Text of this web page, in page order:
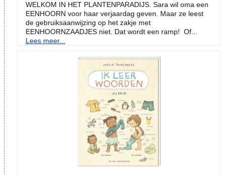
WELKOM IN HET PLANTENPARADIJS. Sara wil oma een
EENHOORN voor haar verjaardag geven. Maar ze leest
de gebruiksaanwijzing op het zakje met
EENHOORNZAADJES niet. Dat wordt een ramp! Of...
Lees meer...